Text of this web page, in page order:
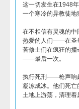
这一切发生在1948
一个寒冷的异教徒地
在不相信有灵魂的
热爱的人们——在圣
苦修士们在疯狂的
——最后一次。
执行死刑——枪声响
凝冻成冰。他们死
土地上游荡，清理